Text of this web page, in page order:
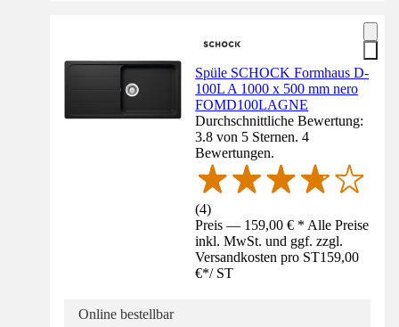
Spüle SCHOCK Formhaus D-
100L A 1000 x 500 mm nero
FOMD100LAGNE
Durchschnittliche Bewertung:
3.8 von 5 Sternen. 4
Bewertungen.
(4)
Preis — 159,00 € * Alle Preise
inkl. MwSt. und ggf. zzgl.
Versandkosten pro ST159,00
€*/ ST
Online bestellbar